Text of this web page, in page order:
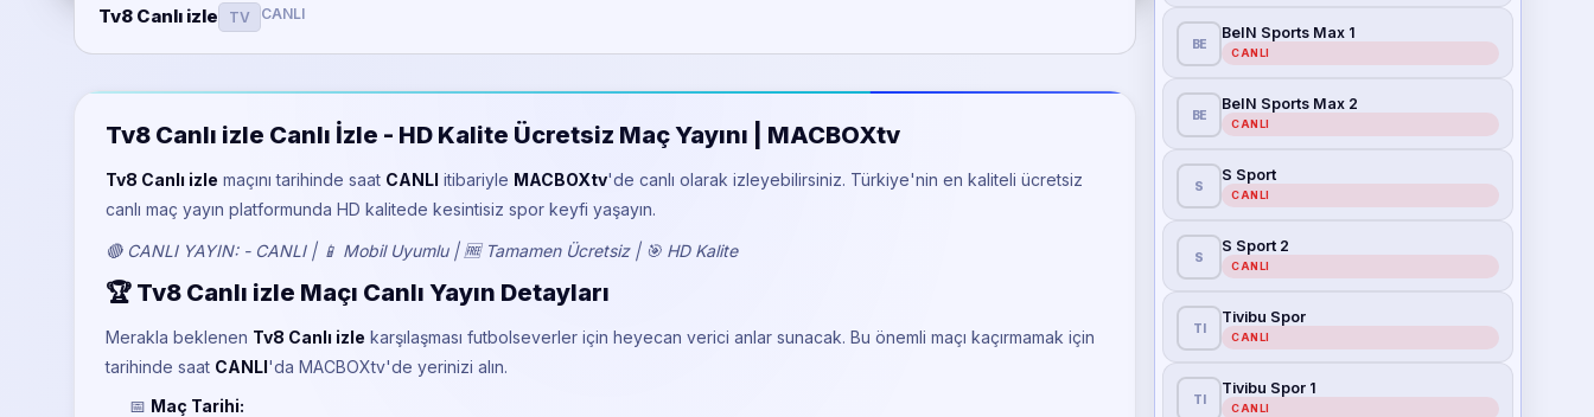
Tv8 Canlı izle TV CANLI
Tv8 Canlı izle Canlı İzle - HD Kalite Ücretsiz Maç Yayını | MACBOXtv
Tv8 Canlı izle maçınıtarihinde saat CANLI itibariyle MACBOXtv'de canlı olarak izleyebilirsiniz. Türkiye'nin en kaliteli ücretsiz
canlı maç yayın platformunda HD kalitede kesintisiz spor keyfi yaşayın.
🔴 CANLI YAYIN: - CANLI | 📱 Mobil Uyumlu | 🆓 Tamamen Ücretsiz | 🎯 HD Kalite
🏆 Tv8 Canlı izle Maçı Canlı Yayın Detayları
Merakla beklenen Tv8 Canlı izle karşılaşması futbolseverler için heyecan verici anlar sunacak. Bu önemli maçı kaçırmamak için
tarihinde saat CANLI'da MACBOXtv'de yerinizi alın.
📅 Maç Tarihi:
BE
BeIN Sports Max 1
CANLI
BE
BeIN Sports Max 2
CANLI
S
S Sport
CANLI
S
S Sport 2
CANLI
TI
Tivibu Spor
CANLI
TI
Tivibu Spor 1
CANLI